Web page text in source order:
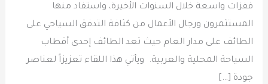
قفزات واسعة خلال السنوات الأخيرة، واستفاد منها
المستثمرون ورجال الأعمال من كثافة التدفق السياحي على
الطائف على مدار العام حيث تعد الطائف إحدى أقطاب
السياحة المحلية والعربية. ويأتي هذا اللقاء تعزيزاً لعناصر
جودة […]